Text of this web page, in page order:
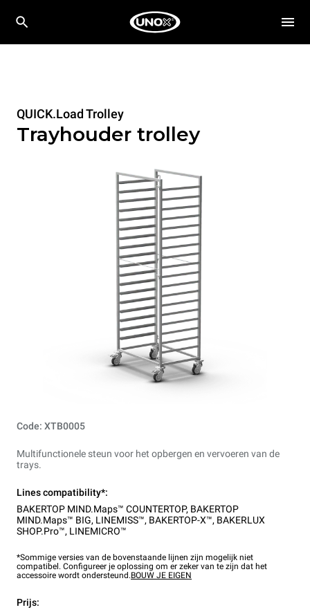
QUICK.Load Trolley
Trayhouder trolley
Code: XTB0005
Multifunctionele steun voor het opbergen en vervoeren van de
trays.
Lines compatibility*:
BAKERTOP MIND.Maps™ COUNTERTOP, BAKERTOP
MIND.Maps™ BIG, LINEMISS™, BAKERTOP-X™, BAKERLUX
SHOP.Pro™, LINEMICRO™
*Sommige versies van de bovenstaande lijnen zijn mogelijk niet
compatibel. Configureer je oplossing om er zeker van te zijn dat het
accessoire wordt ondersteund.BOUW JE EIGEN
Prijs: